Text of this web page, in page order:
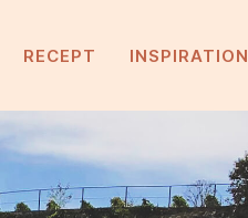
RECEPT INSPIRATION